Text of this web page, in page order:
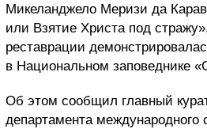
Микеланджело Меризи да
или Взятие Христа под
реставрации
в Национальном заповеднике
Об этом сообщил главный
департамента международного